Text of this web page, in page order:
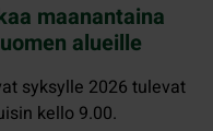
maanantaina
alueille
syksylle 2026 tulevat
kello 9.00.